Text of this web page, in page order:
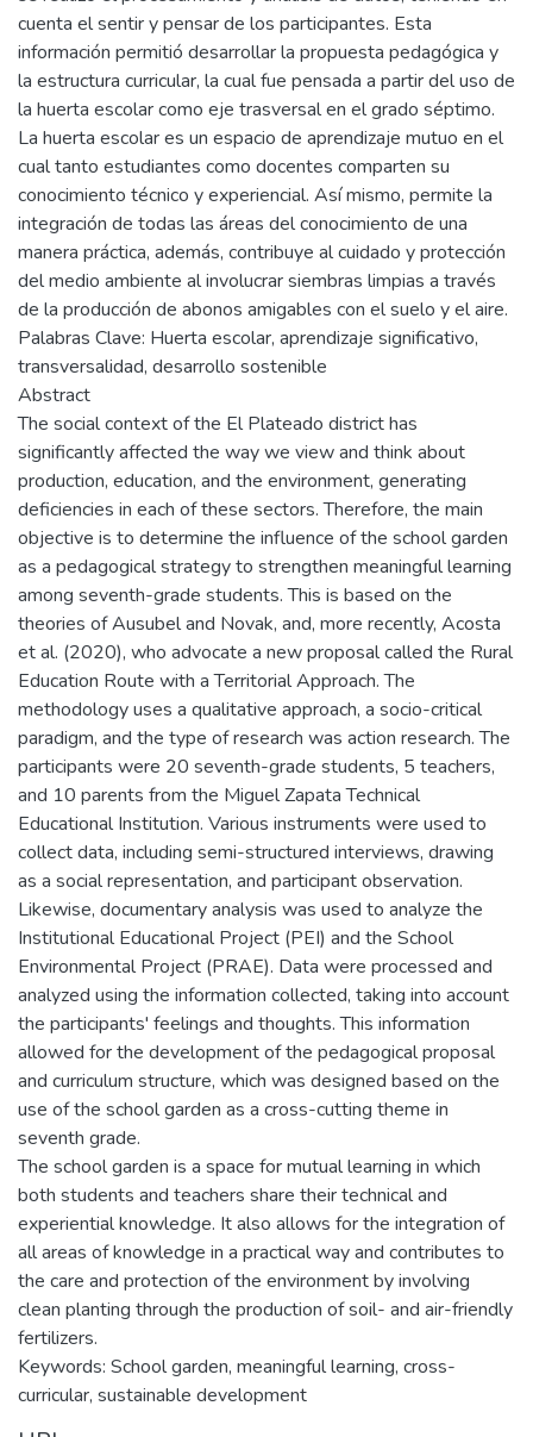
cuenta el sentir y pensar de los participantes. Esta
información permitió desarrollar la propuesta pedagógica y
la estructura curricular, la cual fue pensada a partir del uso de
la huerta escolar como eje trasversal en el grado séptimo.
La huerta escolar es un espacio de aprendizaje mutuo en el
cual tanto estudiantes como docentes comparten su
conocimiento técnico y experiencial. Así mismo, permite la
integración de todas las áreas del conocimiento de una
manera práctica, además, contribuye al cuidado y protección
del medio ambiente al involucrar siembras limpias a través
de la producción de abonos amigables con el suelo y el aire.
Palabras Clave: Huerta escolar, aprendizaje significativo,
transversalidad, desarrollo sostenible
Abstract
The social context of the El Plateado district has
significantly affected the way we view and think about
production, education, and the environment, generating
deficiencies in each of these sectors. Therefore, the main
objective is to determine the influence of the school garden
as a pedagogical strategy to strengthen meaningful learning
among seventh-grade students. This is based on the
theories of Ausubel and Novak, and, more recently, Acosta
et al. (2020), who advocate a new proposal called the Rural
Education Route with a Territorial Approach. The
methodology uses a qualitative approach, a socio-critical
paradigm, and the type of research was action research. The
participants were 20 seventh-grade students, 5 teachers,
and 10 parents from the Miguel Zapata Technical
Educational Institution. Various instruments were used to
collect data, including semi-structured interviews, drawing
as a social representation, and participant observation.
Likewise, documentary analysis was used to analyze the
Institutional Educational Project (PEI) and the School
Environmental Project (PRAE). Data were processed and
analyzed using the information collected, taking into account
the participants' feelings and thoughts. This information
allowed for the development of the pedagogical proposal
and curriculum structure, which was designed based on the
use of the school garden as a cross-cutting theme in
seventh grade.
The school garden is a space for mutual learning in which
both students and teachers share their technical and
experiential knowledge. It also allows for the integration of
all areas of knowledge in a practical way and contributes to
the care and protection of the environment by involving
clean planting through the production of soil- and air-friendly
fertilizers.
Keywords: School garden, meaningful learning, cross-
curricular, sustainable development